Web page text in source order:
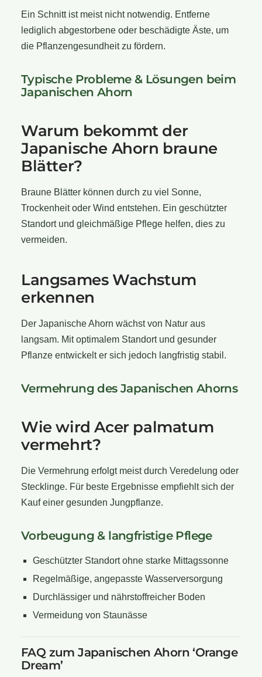
Ein Schnitt ist meist nicht notwendig. Entferne
lediglich abgestorbene oder beschädigte Äste, um
die Pflanzengesundheit zu fördern.
Typische Probleme & Lösungen beim
Japanischen Ahorn
Warum bekommt der
Japanische Ahorn braune
Blätter?
Braune Blätter können durch zu viel Sonne,
Trockenheit oder Wind entstehen. Ein geschützter
Standort und gleichmäßige Pflege helfen, dies zu
vermeiden.
Langsames Wachstum
erkennen
Der Japanische Ahorn wächst von Natur aus
langsam. Mit optimalem Standort und gesunder
Pflanze entwickelt er sich jedoch langfristig stabil.
Vermehrung des Japanischen Ahorns
Wie wird Acer palmatum
vermehrt?
Die Vermehrung erfolgt meist durch Veredelung oder
Stecklinge. Für beste Ergebnisse empfiehlt sich der
Kauf einer gesunden Jungpflanze.
Vorbeugung & langfristige Pflege
Geschützter Standort ohne starke Mittagssonne
Regelmäßige, angepasste Wasserversorgung
Durchlässiger und nährstoffreicher Boden
Vermeidung von Staunässe
FAQ zum Japanischen Ahorn ‘Orange
Dream’